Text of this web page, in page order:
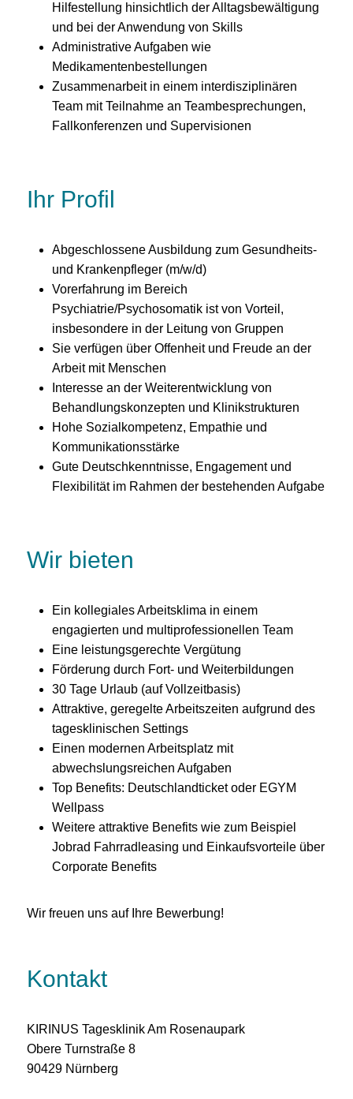
Hilfestellung hinsichtlich der Alltagsbewältigung
und bei der Anwendung von Skills
Administrative Aufgaben wie
Medikamentenbestellungen
Zusammenarbeit in einem interdisziplinären
Team mit Teilnahme an Teambesprechungen,
Fallkonferenzen und Supervisionen
Ihr Profil
Abgeschlossene Ausbildung zum Gesundheits-
und Krankenpfleger (m/w/d)
Vorerfahrung im Bereich
Psychiatrie/Psychosomatik ist von Vorteil,
insbesondere in der Leitung von Gruppen
Sie verfügen über Offenheit und Freude an der
Arbeit mit Menschen
Interesse an der Weiterentwicklung von
Behandlungskonzepten und Klinikstrukturen
Hohe Sozialkompetenz, Empathie und
Kommunikationsstärke
Gute Deutschkenntnisse, Engagement und
Flexibilität im Rahmen der bestehenden Aufgabe
Wir bieten
Ein kollegiales Arbeitsklima in einem
engagierten und multiprofessionellen Team
Eine leistungsgerechte Vergütung
Förderung durch Fort- und Weiterbildungen
30 Tage Urlaub (auf Vollzeitbasis)
Attraktive, geregelte Arbeitszeiten aufgrund des
tagesklinischen Settings
Einen modernen Arbeitsplatz mit
abwechslungsreichen Aufgaben
Top Benefits: Deutschlandticket oder EGYM
Wellpass
Weitere attraktive Benefits wie zum Beispiel
Jobrad Fahrradleasing und Einkaufsvorteile über
Corporate Benefits
Wir freuen uns auf Ihre Bewerbung!
Kontakt
KIRINUS Tagesklinik Am Rosenaupark
Obere Turnstraße 8
90429 Nürnberg